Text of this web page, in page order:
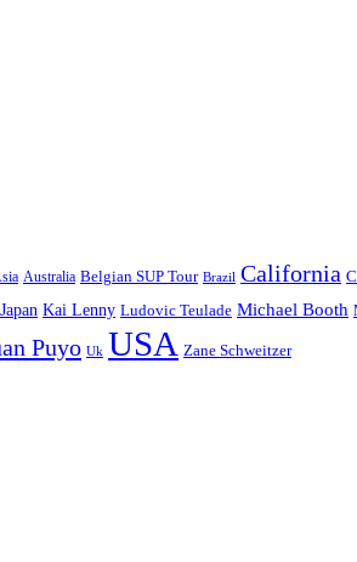
Australia Belgian SUP Tour Brazil California
Japan Kai Lenny Ludovic Teulade Michael Booth
Puyo Uk USA Zane Schweitzer